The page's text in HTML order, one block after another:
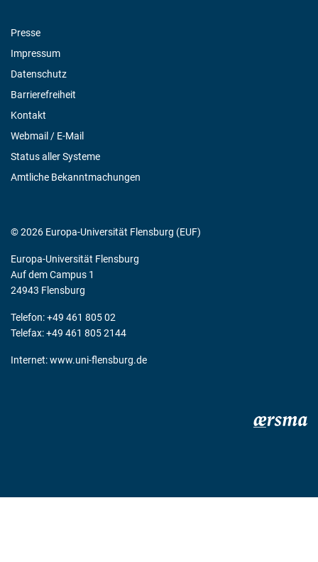
Presse
Impressum
Datenschutz
Barrierefreiheit
Kontakt
Webmail / E-Mail
Status aller Systeme
Amtliche Bekanntmachungen
© 2026 Europa-Universität Flensburg (EUF)
Europa-Universität Flensburg
Auf dem Campus 1
24943 Flensburg
Telefon: +49 461 805 02
Telefax: +49 461 805 2144
Internet:www.uni-flensburg.de